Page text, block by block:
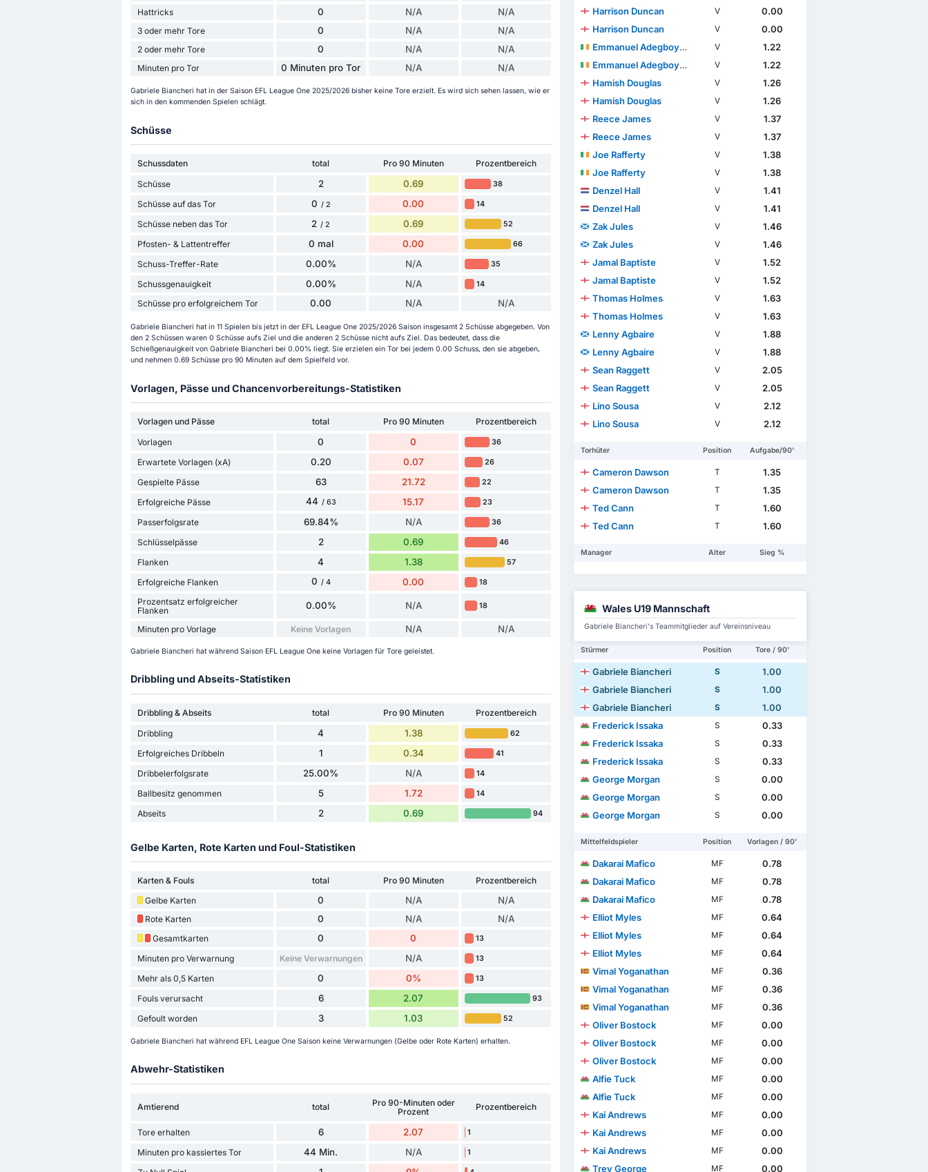
Hattricks 0 N/A N/A
3 oder mehr Tore 0 N/A N/A
2 oder mehr Tore 0 N/A N/A
Minuten pro Tor 0 Minuten pro Tor N/A N/A
Gabriele Biancheri hat in der Saison EFL League One 2025/2026 bisher keine Tore erzielt. Es wird sich sehen lassen, wie er
sich in den kommenden Spielen schlägt.
Schüsse
Schussdaten total Pro 90 Minuten
Prozentbereich
Schüsse
2 0.69 38
Schüsse auf das Tor 0 / 2 0.00 14
Schüsse neben das Tor 2 / 2 0.69 52
Pfosten- & Lattentreffer 0 mal 0.00 66
Schuss-Treffer-Rate 0.00% N/A 35
Schussgenauigkeit 0.00% N/A 14
Schüsse pro erfolgreichem Tor 0.00 N/A N/A
Gabriele Biancheri hat in 11 Spielen bis jetzt in der EFL League One 2025/2026 Saison insgesamt 2 Schüsse abgegeben. Von
den 2 Schüssen waren 0 Schüsse aufs Ziel und die anderen 2 Schüsse nicht aufs Ziel. Das bedeutet, dass die
Schießgenauigkeit von Gabriele Biancheri bei 0.00% liegt. Sie erzielen ein Tor bei jedem 0.00 Schuss, den sie abgeben,
und nehmen 0.69 Schüsse pro 90 Minuten auf dem Spielfeld vor.
Vorlagen, Pässe und Chancenvorbereitungs-Statistiken
Vorlagen und Pässe total Pro 90 Minuten
Prozentbereich
Vorlagen
0 0 36
Erwartete Vorlagen (xA) 0.20 0.07 26
Gespielte Pässe 63 21.72 22
Erfolgreiche Pässe 44 / 63 15.17 23
Passerfolgsrate 69.84% N/A 36
Schlüsselpässe 2 0.69 46
Flanken 4 1.38 57
Erfolgreiche Flanken 0 / 4 0.00 18
Prozentsatz erfolgreicher
Flanken
0.00% N/A 18
Minuten pro Vorlage Keine Vorlagen N/A N/A
Gabriele Biancheri hat während Saison EFL League One keine Vorlagen für Tore geleistet.
Dribbling und Abseits-Statistiken
Dribbling & Abseits total Pro 90 Minuten
Prozentbereich
Dribbling
4 1.38 62
Erfolgreiches Dribbeln 1 0.34 41
Dribbelerfolgsrate 25.00% N/A 14
Ballbesitz genommen 5 1.72 14
Abseits 2 0.69 94
Gelbe Karten, Rote Karten und Foul-Statistiken
Karten & Fouls total Pro 90 Minuten
Prozentbereich
Gelbe Karten
0 N/A N/A
Rote Karten 0 N/A N/A
Gesamtkarten 0 0 13
Minuten pro Verwarnung Keine Verwarnungen N/A 13
Mehr als 0,5 Karten 0 0% 13
Fouls verursacht 6 2.07 93
Gefoult worden 3 1.03 52
Gabriele Biancheri hat während EFL League One Saison keine Verwarnungen (Gelbe oder Rote Karten) erhalten.
Abwehr-Statistiken
Amtierend total
Pro 90-Minuten oder
Prozent
Prozentbereich
Tore erhalten 6 2.07 1
Minuten pro kassiertes Tor 44 Min. N/A 1
Harrison Duncan V
0.00
Harrison Duncan
V
0.00
Emmanuel Adegboyega
V
1.22
Emmanuel Adegboyega
V
1.22
Hamish Douglas
V
1.26
Hamish Douglas
V
1.26
Reece James
V
1.37
Reece James
V
1.37
Joe Rafferty
V
1.38
Joe Rafferty
V
1.38
Denzel Hall
V
1.41
Denzel Hall
V
1.41
Zak Jules
V
1.46
Zak Jules
V
1.46
Jamal Baptiste
V
1.52
Jamal Baptiste
V
1.52
Thomas Holmes
V
1.63
Thomas Holmes
V
1.63
Lenny Agbaire
V
1.88
Lenny Agbaire
V
1.88
Sean Raggett
V
2.05
Sean Raggett
V
2.05
Lino Sousa
V
2.12
Lino Sousa
V 2.12
Torhüter Position Aufgabe/90'
Cameron Dawson T
1.35
Cameron Dawson
T
1.35
Ted Cann
T
1.60
Ted Cann
T 1.60
Manager Alter Sieg %
Wales U19 Mannschaft
Gabriele Biancheri's Teammitglieder auf Vereinsniveau
Stürmer Position Tore / 90'
Gabriele Biancheri S
1.00
Gabriele Biancheri
S
1.00
Gabriele Biancheri
S
1.00
Frederick Issaka
S
0.33
Frederick Issaka
S
0.33
Frederick Issaka
S
0.33
George Morgan
S
0.00
George Morgan
S
0.00
George Morgan
S 0.00
Mittelfeldspieler Position Vorlagen / 90'
Dakarai Mafico MF
0.78
Dakarai Mafico
MF
0.78
Dakarai Mafico
MF
0.78
Elliot Myles
MF
0.64
Elliot Myles
MF
0.64
Elliot Myles
MF
0.64
Vimal Yoganathan
MF
0.36
Vimal Yoganathan
MF
0.36
Vimal Yoganathan
MF
0.36
Oliver Bostock
MF
0.00
Oliver Bostock
MF
0.00
Oliver Bostock
MF
0.00
Alfie Tuck
MF
0.00
Alfie Tuck
MF
0.00
Kai Andrews
MF
0.00
Kai Andrews
MF
0.00
Kai Andrews
MF
0.00
Trey George
MF 0.00